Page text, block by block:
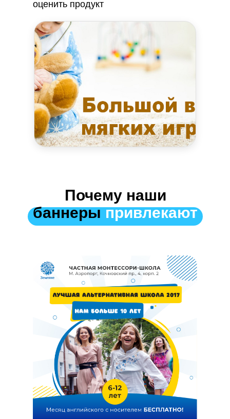
оценить продукт
Почему наши
баннерыпривлекают
внимание